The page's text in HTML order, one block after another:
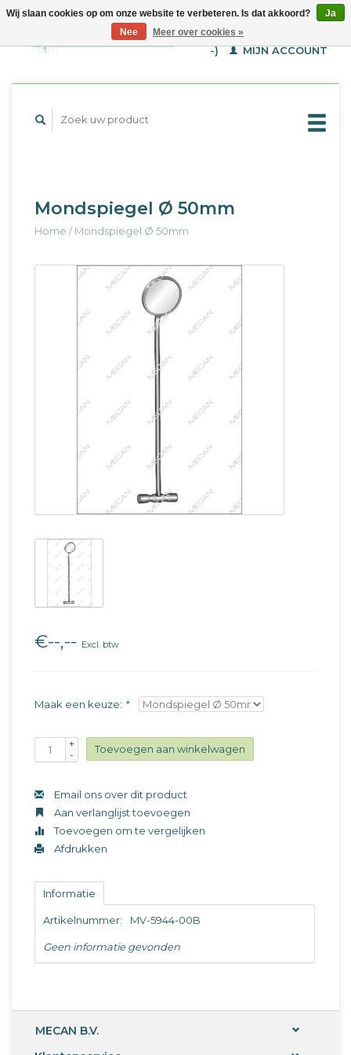
WINKELWAGEN (€--,-
-)
MIJN ACCOUNT
Mondspiegel Ø 50mm
Home /Mondspiegel Ø 50mm
€--,-- Excl. btw
Maak een keuze: *
+
-
Toevoegen aan winkelwagen
Email ons over dit product
Aan verlanglijst toevoegen
Toevoegen om te vergelijken
Afdrukken
Informatie
Artikelnummer: MV-5944-00B
Geen informatie gevonden
MECAN B.V.
Wij slaan cookies op om onze website te verbeteren. Is dat akkoord?
Ja
Nee
Meer over cookies »